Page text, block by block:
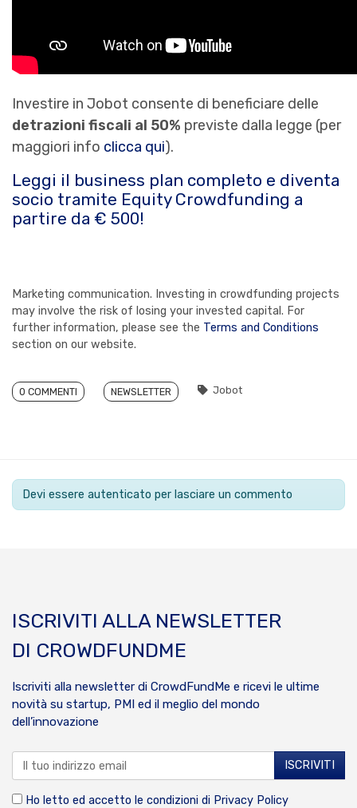
Investire in Jobot consente di beneficiare delle
detrazioni fiscali al 50% previste dalla legge (per
maggiori info clicca qui).
Leggi il business plan completo e diventa
socio tramite Equity Crowdfunding a
partire da € 500!
Marketing communication. Investing in crowdfunding projects
may involve the risk of losing your invested capital. For
further information, please see the Terms and Conditions
section on our website.
0 COMMENTI NEWSLETTER Jobot
Devi essere autenticato per lasciare un commento
ISCRIVITI ALLA NEWSLETTER
DI CROWDFUNDME
Iscriviti alla newsletter di CrowdFundMe e ricevi le ultime
novità su startup, PMI ed il meglio del mondo
dell’innovazione
Ho letto ed accetto le condizioni di Privacy Policy